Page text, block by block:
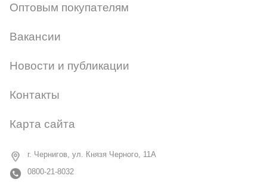
Оптовым покупателям
Вакансии
Новости и публикации
Контакты
Карта сайта
г. Чернигов, ул. Князя Черного, 11А
0800-21-8032